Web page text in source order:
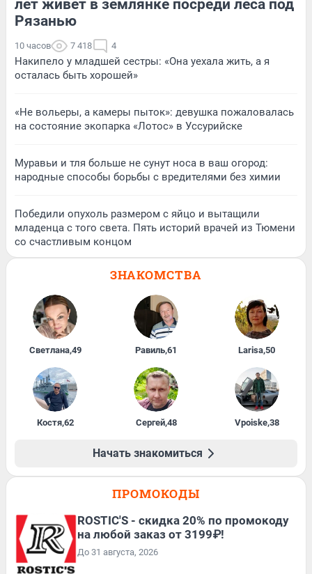
лет живет в землянке посреди леса под
Рязанью
10 часов 7 418 4
Накипело у младшей сестры: «Она уехала жить, а я
осталась быть хорошей»
«Не вольеры, а камеры пыток»: девушка пожаловалась
на состояние экопарка «Лотос» в Уссурийске
Муравьи и тля больше не сунут носа в ваш огород:
народные способы борьбы с вредителями без химии
Победили опухоль размером с яйцо и вытащили
младенца с того света. Пять историй врачей из Тюмени
со счастливым концом
ЗНАКОМСТВА
Светлана,49 Равиль,61 Larisa,50
Костя,62 Сергей,48 Vpoiske,38
Начать знакомиться
ПРОМОКОДЫ
ROSTIC'S - скидка 20% по промокоду
на любой заказ от 3199₽!
До 31 августа, 2026